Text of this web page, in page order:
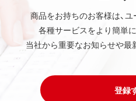
商品をお持ちのお客様は、
各種サービスをより簡単
当社から重要なお知らせや最
登録